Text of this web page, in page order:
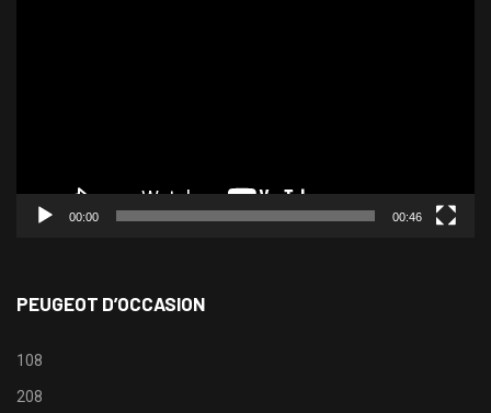
00:00 00:46
PEUGEOT D’OCCASION
108
208